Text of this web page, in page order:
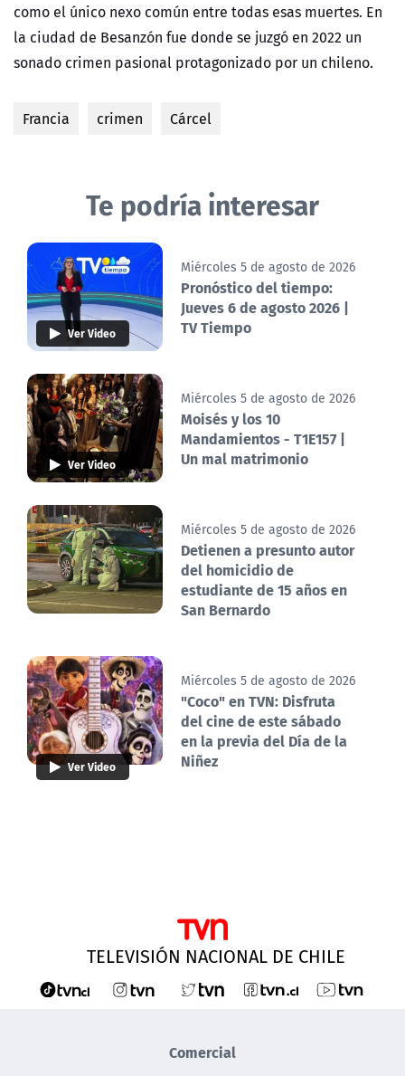
como el único nexo común entre todas esas muertes. En
la ciudad de Besanzón fue donde se juzgó en 2022 un
sonado crimen pasional protagonizado por un chileno.
Francia crimen Cárcel
Te podría interesar
Ver Video
Miércoles 5 de agosto de 2026
Pronóstico del tiempo:
Jueves 6 de agosto 2026 |
TV Tiempo
Ver Video
Miércoles 5 de agosto de 2026
Moisés y los 10
Mandamientos - T1E157 |
Un mal matrimonio
Miércoles 5 de agosto de 2026
Detienen a presunto autor
del homicidio de
estudiante de 15 años en
San Bernardo
Ver Video
Miércoles 5 de agosto de 2026
"Coco" en TVN: Disfruta
del cine de este sábado
en la previa del Día de la
Niñez
TELEVISIÓN NACIONAL DE CHILE
Comercial